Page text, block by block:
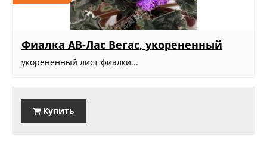
Фиалка АВ-Лас Вегас, укорененный
укорененный лист фиалки...
Купить